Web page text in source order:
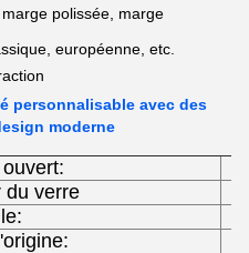
polissée, marge
européenne, etc.
personnalisable avec des
moderne
du verre